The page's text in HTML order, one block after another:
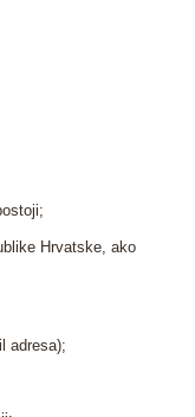
Hrvatske, ako
adresa);